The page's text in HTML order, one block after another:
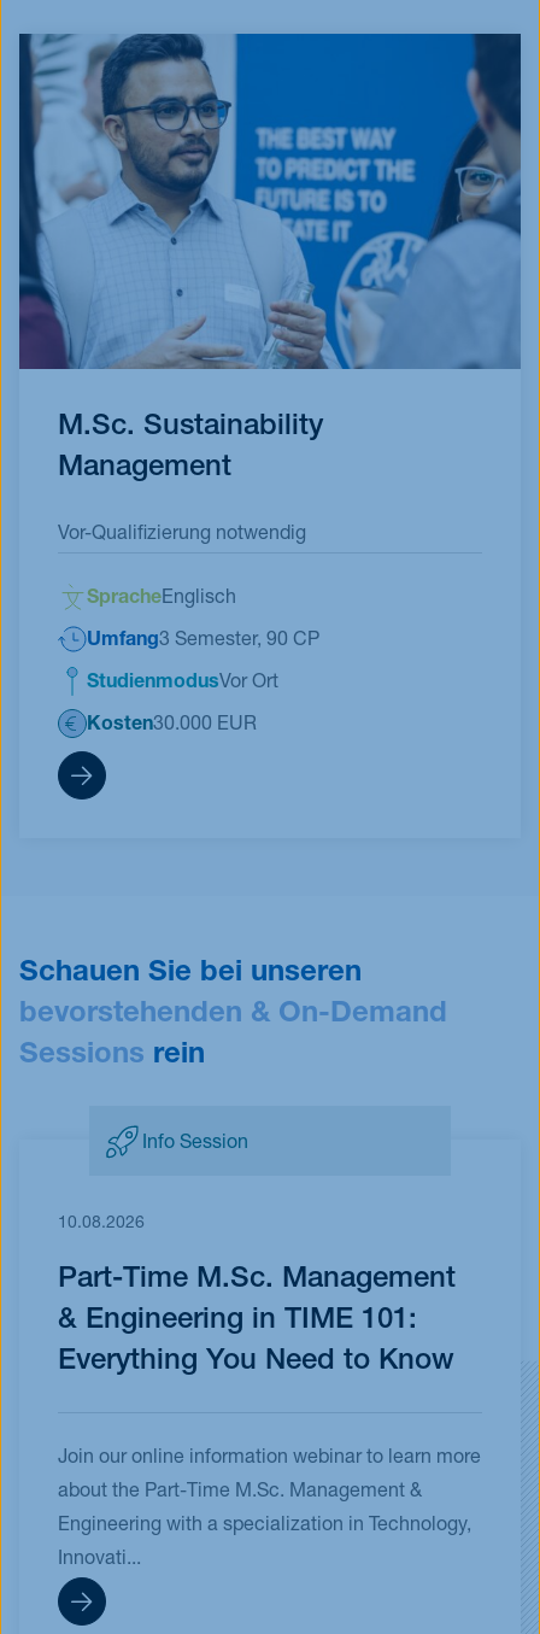
M.Sc. Sustainability
Management
Vor-Qualifizierung notwendig
SpracheEnglisch
Umfang3 Semester, 90 CP
StudienmodusVor Ort
Kosten30.000 EUR
SMA Qualifikationsforumlar
Schauen Sie bei unseren
bevorstehenden & On-Demand
Sessions rein
Info Session
10.08.2026
Part-Time M.Sc. Management
& Engineering in TIME 101:
Everything You Need to Know
Join our online information webinar to learn more
about the Part-Time M.Sc. Management &
Engineering with a specialization in Technology,
Innovati...